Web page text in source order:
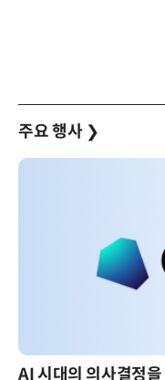
주요 행사 ❯
AI 핀옵스 실전 세